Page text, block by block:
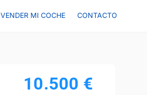
VENDER MI COCHE CONTACTO
10.500 €